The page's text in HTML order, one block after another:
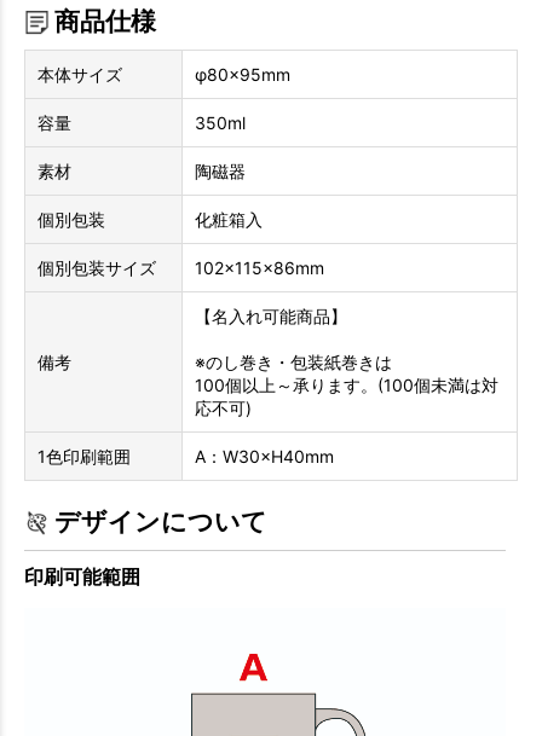
商品仕様
本体サイズ φ80×95mm
容量 350ml
素材 陶磁器
個別包装 化粧箱入
個別包装サイズ 102×115×86mm
備考
【名入れ可能商品】
※のし巻き・包装紙巻きは
100個以上～承ります。(100個未満は対
応不可)
1色印刷範囲 A：W30×H40mm
デザインについて
印刷可能範囲